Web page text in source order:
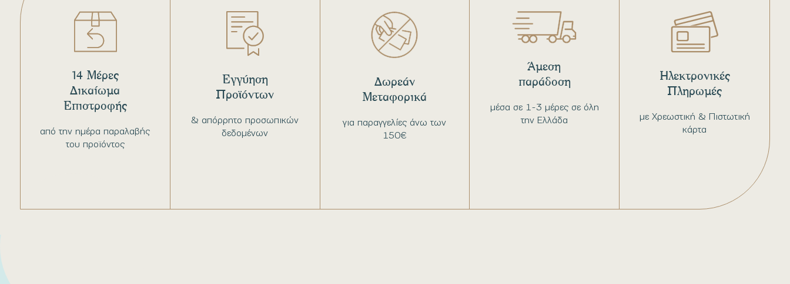
από την ημέρα παραλαβής
του προϊόντος
14 Μέρες
Δικαίωμα
Επιστροφής
& απόρρητο προσωπικών
δεδομένων
Εγγύηση
Προϊόντων
για παραγγελίες άνω των
150€
Δωρεάν
Μεταφορικά
μέσα σε 1-3 μέρες σε όλη
την Ελλάδα
Άμεση
παράδοση
με Χρεωστική & Πιστωτική
κάρτα
Ηλεκτρονικές
Πληρωμές